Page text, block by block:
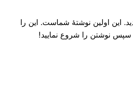
این اولین نوشتهٔ شماست. این را
سپس نوشتن را شروع نمایید!